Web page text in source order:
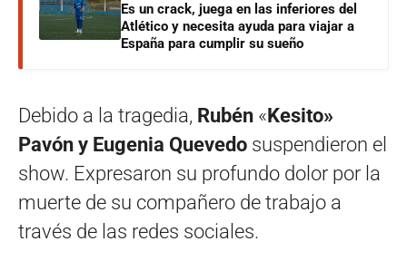
Es un crack, juega en las inferiores del
Atlético y necesita ayuda para viajar a
España para cumplir su sueño
Debido a la tragedia, Rubén « Kesito»
Pavón y Eugenia Quevedo suspendieron el
show. Expresaron su profundo dolor por la
muerte de su compañero de trabajo a
través de las redes sociales.